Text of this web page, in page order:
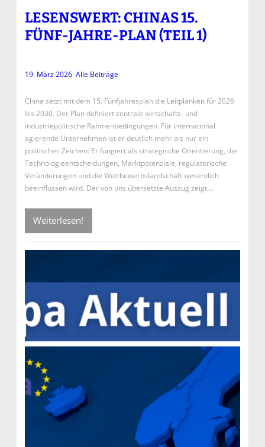
LESENSWERT: CHINAS 15.
FÜNF-JAHRE-PLAN (TEIL 1)
19. März 2026–Alle Beiträge
China setzt mit dem 15. Fünfjahresplan die Leitplanken für 2026
bis 2030. Der Plan definiert zentrale wirtschafts- und
industriepolitische Rahmenbedingungen. Für international
agierende Unternehmen ist er deutlich mehr als nur ein
politisches Zeichen: Er fungiert als strategische Orientierung, die
Technologieentscheidungen, Marktpotenziale, regulatorische
Veränderungen und die Wettbewerbslandschaft wesentlich
beeinflussen wird. Der von uns übersetzte Auszug zeigt…
Weiterlesen!